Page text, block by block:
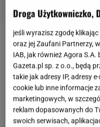
Obecnie coraz więcej
zmieniających się
marka, tym razem
food, podjęła
swojej oferty opcję
Droga Użytkowniczko,
jeśli wyrazisz zgodę
oraz jej Zaufani Partnerzy,
IAB, jak również Agora
Gazeta.pl sp. z o.o., będą
takie jak adresy IP, adresy
cookie lub inne informacje
marketingowych, w
reklam dopasowanych do
swoich serwisach,